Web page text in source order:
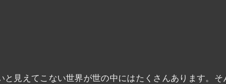
見えてこない世界が世の中にはたくさんあります。そ